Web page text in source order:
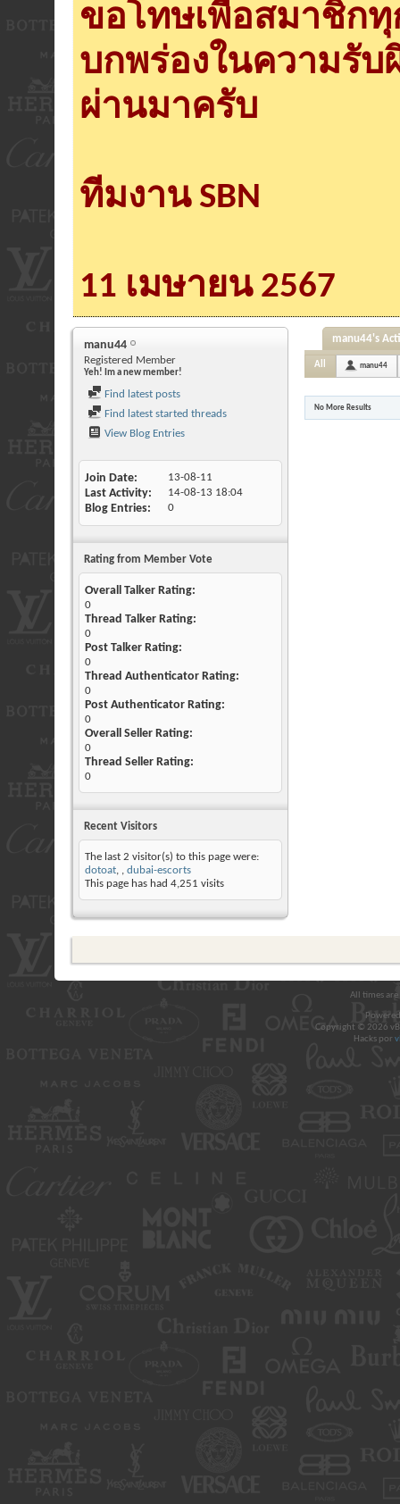
ขอโทษเพื่อสมาชิก
บกพร่องในความรั
ผ่านมาครับ
ทีมงาน SBN
11 เมษายน 2567
manu44
Registered Member
Yeh! Im a new member!
Find latest posts
Find latest started threads
View Blog Entries
Join Date 13-08-11
Last Activity 14-08-13 18:04
Blog Entries 0
Rating from Member Vote
Overall Talker Rating:
0
Thread Talker Rating:
0
Post Talker Rating:
0
Thread Authenticator Rating:
0
Post Authenticator Rating:
0
Overall Seller Rating:
0
Thread Seller Rating:
0
Recent Visitors
The last 2 visitor(s) to this page were:
dotoat,
dubai-escorts
This page has had 4,251 visits
manu44's
All manu44
No More Results
All times
Copyright © 2026
Hacks por